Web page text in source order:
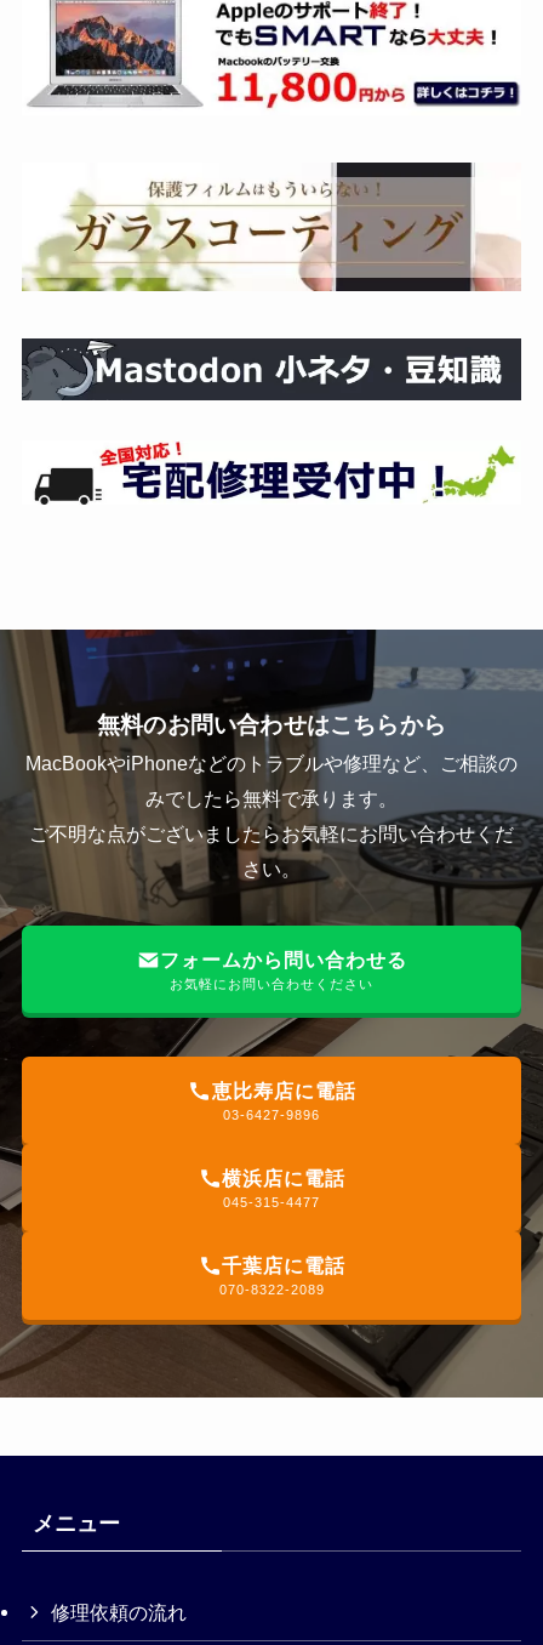
無料のお問い合わせはこちらから
MacBookやiPhoneなどのトラブルや修理など、ご相談の
みでしたら無料で承ります。
ご不明な点がございましたらお気軽にお問い合わせくだ
さい。
フォームから問い合わせる
お気軽にお問い合わせください
恵比寿店に電話
03-6427-9896
横浜店に電話
045-315-4477
千葉店に電話
070-8322-2089
メニュー
修理依頼の流れ